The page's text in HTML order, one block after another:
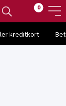
kreditkort
0